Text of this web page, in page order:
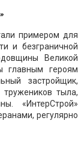
примером для
и безграничной
Великой
главным героям
застройщик,
тружеников тыла,
«ИнтерСтрой»
регулярно